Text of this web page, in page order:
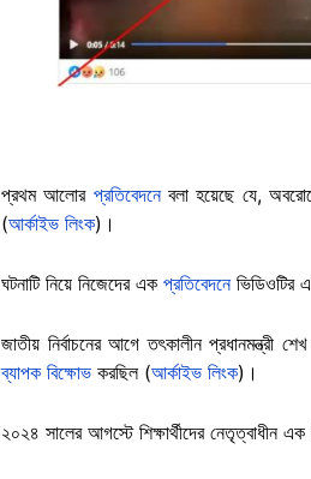
প্রথম আলোর প্রতিবেদনেবলা হয়েছে যে,
(আর্কাইভ লিংক)।
ঘটনাটি নিয়ে নিজেদের এক প্রতিবেদনেভিডিওটির
জাতীয় নির্বাচনের আগে তৎকালীন প্রধানমন্ত্রী
ব্যাপক বিক্ষোভ করছিল (আর্কাইভ লিংক)।
২০২৪ সালের আগস্টে শিক্ষার্থীদের নেতৃত্বাধীন এক